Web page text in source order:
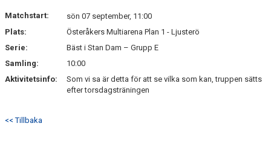
BILDGALLERI
DOKUMENT
LIVESÄNDNINGAR
SAMARBETSPARTNERS
Matchstart:
sön 07 september, 11:00
Plats:
Österåkers Multiarena Plan 1 - Ljusterö
Serie:
Bäst i Stan Dam – Grupp E
Samling:
10:00
Aktivitetsinfo:
Som vi sa är detta för att se vilka som kan, truppen sätts
efter torsdagsträningen
<< Tillbaka